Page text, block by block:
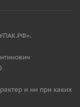
и ни при каких